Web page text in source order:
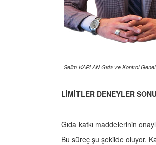
Selim KAPLAN Gıda ve Kontrol
LİMİTLER DENEYLER
Gıda katkı maddelerinin
Bu süreç şu şekilde oluyor.